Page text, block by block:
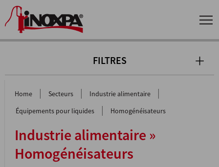
FILTRES
Home | Secteurs | Industrie alimentaire |
Équipements pour liquides | Homogénéisateurs
Industrie alimentaire »
Homogénéisateurs